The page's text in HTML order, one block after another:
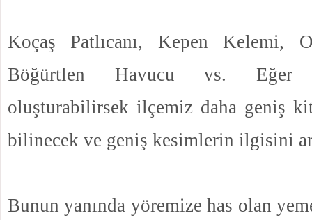
Koçaş Patlıcanı, Kepen Kelemi,
Böğürtlen Havucu vs. Eğer
oluşturabilirsek ilçemiz daha geniş
bilinecek ve geniş kesimlerin ilgisini
Bunun yanında yöremize has olan